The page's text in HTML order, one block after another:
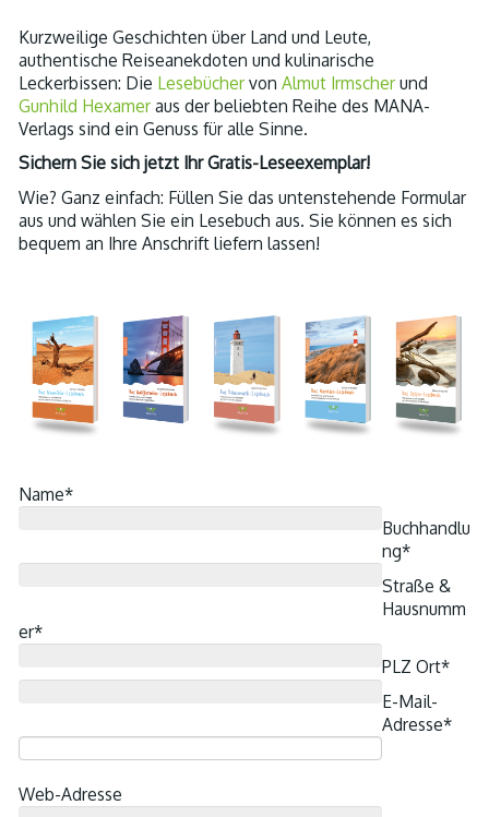
Kurzweilige Geschichten über Land und Leute,
authentische Reiseanekdoten und kulinarische
Leckerbissen: Die Lesebücher von Almut Irmscher und
Gunhild Hexamer aus der beliebten Reihe des MANA-
Verlags sind ein Genuss für alle Sinne.
Sichern Sie sich jetzt Ihr Gratis-Leseexemplar!
Wie? Ganz einfach: Füllen Sie das untenstehende Formular
aus und wählen Sie ein Lesebuch aus. Sie können es sich
bequem an Ihre Anschrift liefern lassen!
Name*
Buchhandlu
ng*
Straße &
Hausnumm
er*
PLZ Ort*
E-Mail-
Adresse*
Web-Adresse